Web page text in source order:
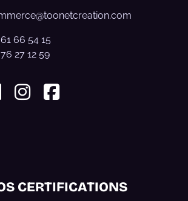
66 54 15
27 12 59
CERTIFICATIONS